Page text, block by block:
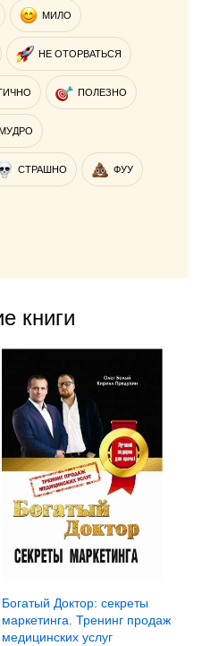
МИЛО
НЕ ОТОРВАТЬСЯ
ПОЛЕЗНО
МУДРО
СТРАШНО ФУУ
книги
Богатый Доктор: секреты
маркетинга. Тренинг продаж
медицинских услуг